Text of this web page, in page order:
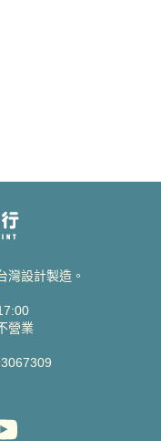
灣設計製造。
營業